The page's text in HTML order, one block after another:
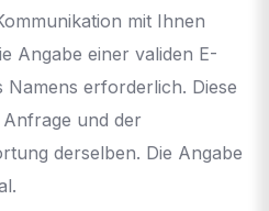
mit Ihnen
Angabe einer validen E-
Namens erforderlich. Diese
und der
derselben. Die Angabe